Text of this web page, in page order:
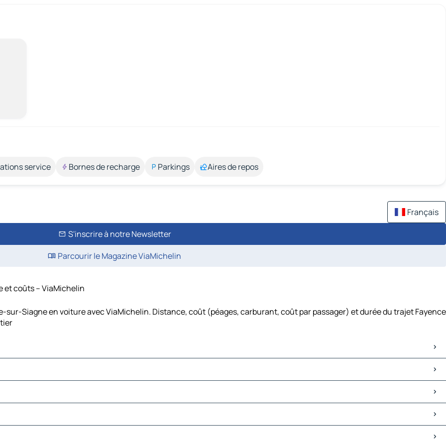
service Bornes de recharge Parkings Aires de repos
Français
S'inscrire à notre Newsletter
Parcourir le Magazine ViaMichelin
et coûts – ViaMichelin
Siagne en voiture avec ViaMichelin. Distance, coût (péages, carburant, coût par passager) et durée du trajet Fayence